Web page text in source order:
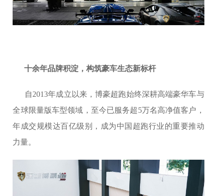
十余年品牌积淀，构筑豪车生态新标杆
自2013年成立以来，博豪超跑始终深耕高端豪华车与
全球限量版车型领域，至今已服务超5万名高净值客户，
年成交规模达百亿级别，成为中国超跑行业的重要推动
力量。